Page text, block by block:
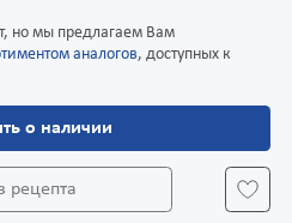
но мы предлагаем Вам
аналогов, доступных к
о наличии
рецепта